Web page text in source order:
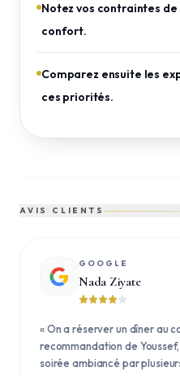
Notez vos contraintes
confort.
Comparez ensuite les
ces priorités.
AVIS CLIENTS
GOOGLE
Nada Ziyate
«On a réserver un dîner au
recommandation de
soirée ambiancé par